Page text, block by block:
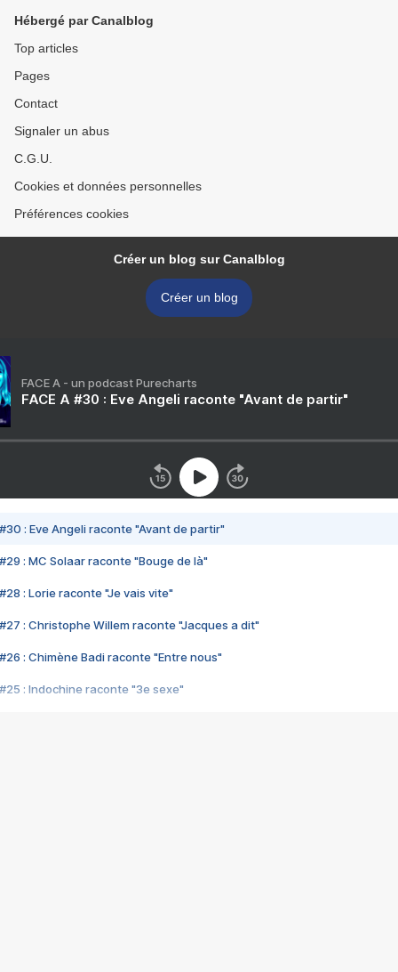
Hébergé par Canalblog
Top articles
Pages
Contact
Signaler un abus
C.G.U.
Cookies et données personnelles
Préférences cookies
Créer un blog sur Canalblog
Créer un blog
FACE A - un podcast Purecharts
FACE A #30 : Eve Angeli raconte "Avant de partir"
#30 : Eve Angeli raconte "Avant de partir"
#29 : MC Solaar raconte "Bouge de là"
#28 : Lorie raconte "Je vais vite"
#27 : Christophe Willem raconte "Jacques a dit"
#26 : Chimène Badi raconte "Entre nous"
#25 : Indochine raconte "3e sexe"